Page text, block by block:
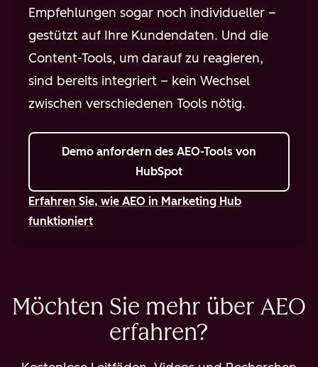
Empfehlungen sogar noch individueller –
gestützt auf Ihre Kundendaten. Und die
Content-Tools, um darauf zu reagieren,
sind bereits integriert – kein Wechsel
zwischen verschiedenen Tools nötig.
Demo anfordern des AEO-Tools von
HubSpot
Erfahren Sie, wie AEO in Marketing Hub
funktioniert
Möchten Sie mehr über AEO
erfahren?